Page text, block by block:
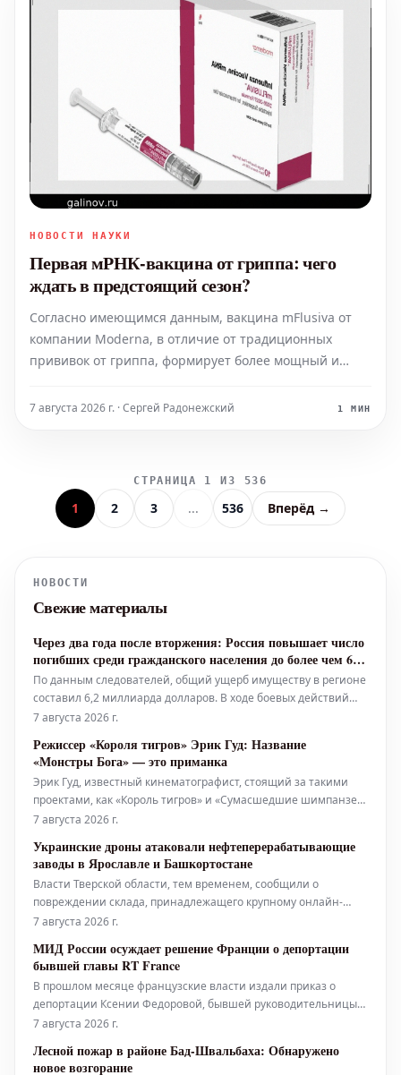
НОВОСТИ НАУКИ
Первая мРНК-вакцина от гриппа: чего
ждать в предстоящий сезон?
Согласно имеющимся данным, вакцина mFlusiva от
компании Moderna, в отличие от традиционных
прививок от гриппа, формирует более мощный и
эффективнее предотвращает заражение.
7 августа 2026 г. · Сергей Радонежский 1 МИН
СТРАНИЦА 1 ИЗ 536
1 2 3 ... 536 Вперёд →
НОВОСТИ
Свежие материалы
Через два года после вторжения: Россия повышает число
погибших среди гражданского населения до более чем 600
человек
По данным следователей, общий ущерб имуществу в регионе
составил 6,2 миллиарда долларов. В ходе боевых действий
пострадали не менее 53 объектов культурного наследия.
7 августа 2026 г.
Режиссер «Короля тигров» Эрик Гуд: Название
«Монстры Бога» — это приманка
Эрик Гуд, известный кинематографист, стоящий за такими
проектами, как «Король тигров» и «Сумасшедшие шимпанзе»,
делится подробностями о своем новом сериале на HBO.
знакомство с целой плеядой эксцентричных, одержимых
своим делом персонажей.
7 августа 2026 г.
Украинские дроны атаковали нефтеперерабатывающие
заводы в Ярославле и Башкортостане
Власти Тверской области, тем временем, сообщили о
повреждении склада, принадлежащего крупному онлайн-
ритейлеру Wildberries.
7 августа 2026 г.
МИД России осуждает решение Франции о депортации
бывшей главы RT France
В прошлом месяце французские власти издали приказ о
депортации Ксении Федоровой, бывшей руководительницы
государственной телекомпании RT France.
7 августа 2026 г.
Лесной пожар в районе Бад-Швальбаха: Обнаружено
новое возгорание